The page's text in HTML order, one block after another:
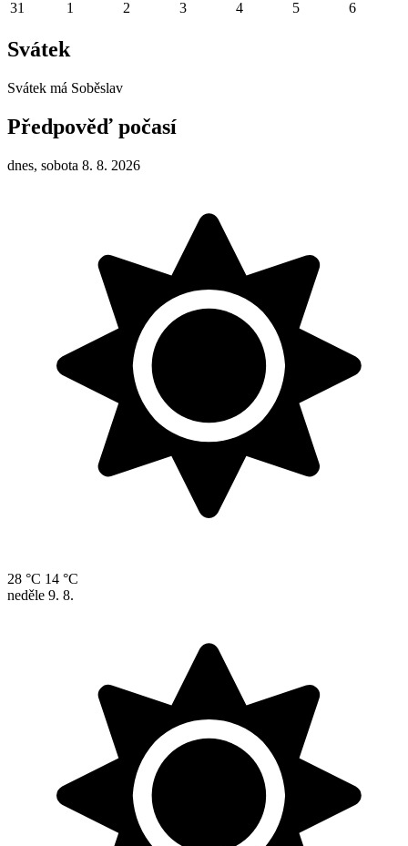
31 1 2 3 4 5 6
Svátek
Svátek má Soběslav
Předpověď počasí
dnes, sobota 8. 8. 2026
28 °C 14 °C
neděle 9. 8.